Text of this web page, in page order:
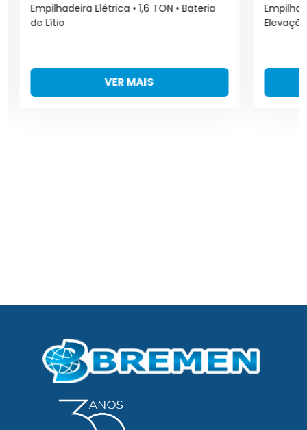
Empilhadeira Elétrica • 1,6 TON • Bateria
de Lítio
VER MAIS